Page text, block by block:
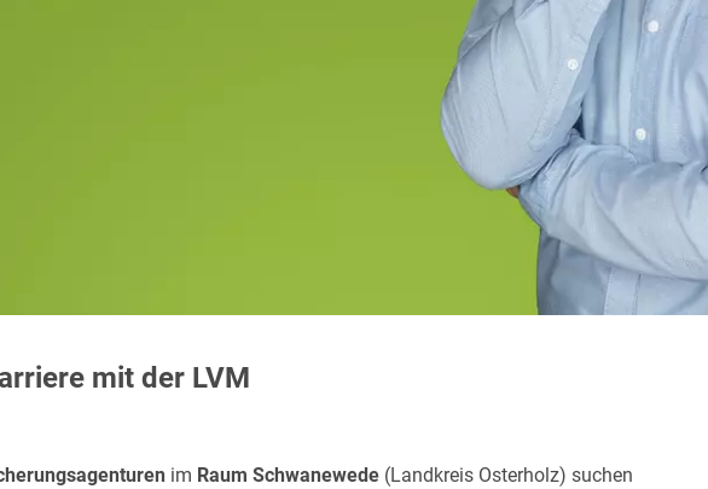
mit der LVM
im Raum Schwanewede (Landkreis Osterholz) suchen